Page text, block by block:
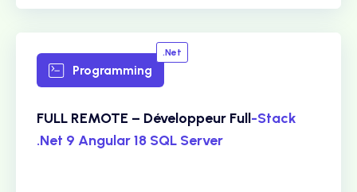
Programming
.Net
FULL REMOTE – Développeur Full-Stack
.Net 9 Angular 18 SQL Server